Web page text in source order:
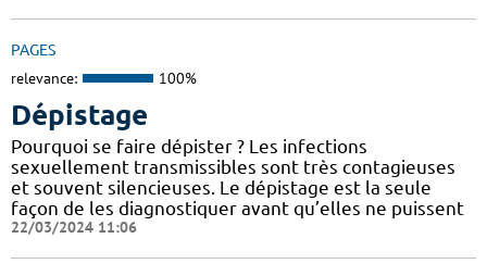
PAGES
relevance: 100%
Dépistage
Pourquoi se faire dépister ? Les infections
sexuellement transmissibles sont très contagieuses
et souvent silencieuses. Le dépistage est la seule
façon de les diagnostiquer avant qu’elles ne puissent
22/03/2024 11:06